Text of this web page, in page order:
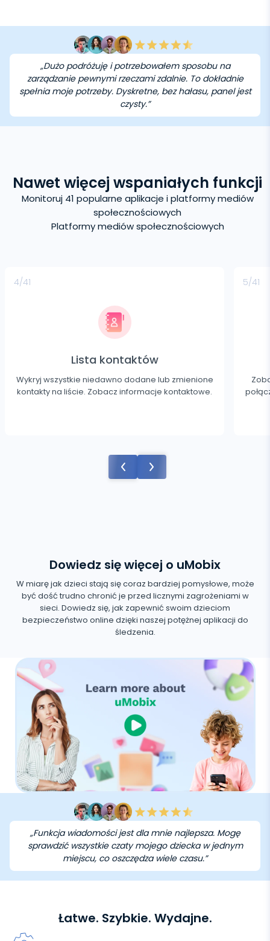
„Dużo podróżuję i potrzebowałem sposobu na
zarządzanie pewnymi rzeczami zdalnie. To dokładnie
spełnia moje potrzeby. Dyskretne, bez hałasu, panel jest
czysty.”
Nawet więcej wspaniałych funkcji
Monitoruj 41 popularne aplikacje i platformy mediów
społecznościowych
Platformy mediów społecznościowych
4/41
Lista kontaktów
Wykryj wszystkie niedawno dodane lub zmienione
kontakty na liście. Zobacz informacje kontaktowe.
5/41
Dowiedz się więcej o uMobix
W miarę jak dzieci stają się coraz bardziej pomysłowe, może
być dość trudno chronić je przed licznymi zagrożeniami w
sieci. Dowiedz się, jak zapewnić swoim dzieciom
bezpieczeństwo online dzięki naszej potężnej aplikacji do
śledzenia.
„Funkcja wiadomości jest dla mnie najlepsza. Mogę
sprawdzić wszystkie czaty mojego dziecka w jednym
miejscu, co oszczędza wiele czasu.”
Łatwe. Szybkie. Wydajne.